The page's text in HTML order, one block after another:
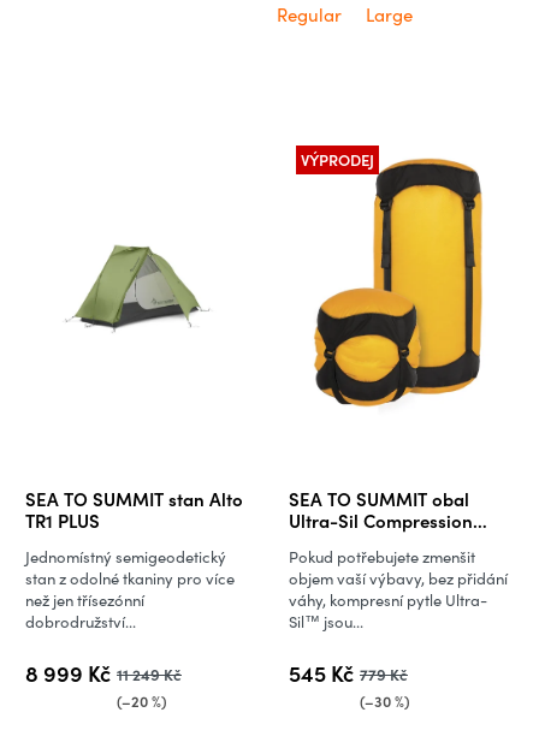
Regular Large
SEA TO SUMMIT stan Alto
TR1 PLUS
8 999 Kč 11 249 Kč
(–20 %)
Jednomístný semigeodetický
stan z odolné tkaniny pro více
než jen třísezónní
dobrodružství...
VÝPRODEJ
SEA TO SUMMIT obal
Ultra-Sil Compression
545 Kč 779 Kč
(–30 %)
Pokud potřebujete zmenšit
objem vaší výbavy, bez přidání
váhy, kompresní pytle Ultra-
Sil™ jsou...